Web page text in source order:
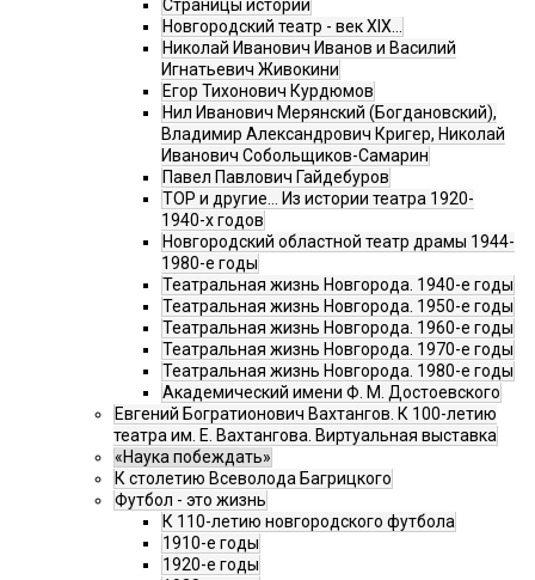
Страницы истории
Новгородский театр - век XIX…
Николай Иванович Иванов и Василий
Игнатьевич Живокини
Егор Тихонович Курдюмов
Нил Иванович Мерянский (Богдановский),
Владимир Александрович Кригер, Николай
Иванович Собольщиков-Самарин
Павел Павлович Гайдебуров
ТОР и другие… Из истории театра 1920-
1940-х годов
Новгородский областной театр драмы 1944-
1980-е годы
Театральная жизнь Новгорода. 1940-е годы
Театральная жизнь Новгорода. 1950-е годы
Театральная жизнь Новгорода. 1960-е годы
Театральная жизнь Новгорода. 1970-е годы
Театральная жизнь Новгорода. 1980-е годы
Академический имени Ф. М. Достоевского
Евгений Богратионович Вахтангов. К 100-летию
театра им. Е. Вахтангова. Виртуальная выставка
«Наука побеждать»
К столетию Всеволода Багрицкого
Футбол - это жизнь
К 110-летию новгородского футбола
1910-е годы
1920-е годы